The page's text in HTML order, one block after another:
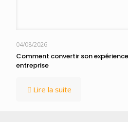
04/08/2026
Comment convertir son
entreprise
Lire la suite